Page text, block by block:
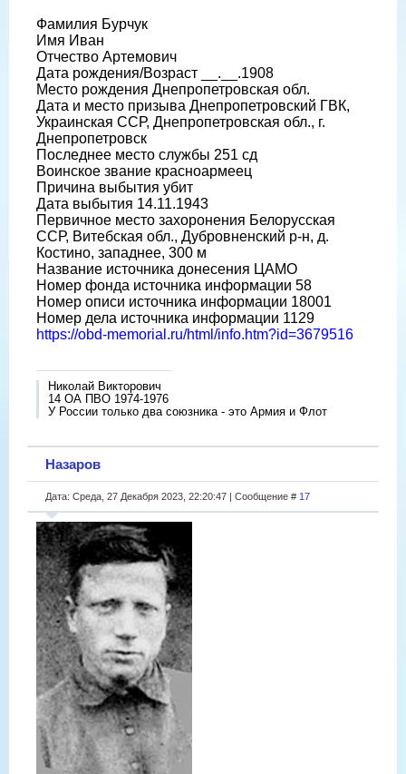
Фамилия Бурчук
Имя Иван
Отчество Артемович
Дата рождения/Возраст __.__.1908
Место рождения Днепропетровская обл.
Дата и место призыва Днепропетровский ГВК,
Украинская ССР, Днепропетровская обл., г.
Днепропетровск
Последнее место службы 251 сд
Воинское звание красноармеец
Причина выбытия убит
Дата выбытия 14.11.1943
Первичное место захоронения Белорусская
ССР, Витебская обл., Дубровненский р-н, д.
Костино, западнее, 300 м
Название источника донесения ЦАМО
Номер фонда источника информации 58
Номер описи источника информации 18001
Номер дела источника информации 1129
https://obd-memorial.ru/html/info.htm?id=3679516
Николай Викторович
14 ОА ПВО 1974-1976
У России только два союзника - это Армия и Флот
Назаров
Дата: Среда, 27 Декабря 2023, 22:20:47 | Сообщение # 17